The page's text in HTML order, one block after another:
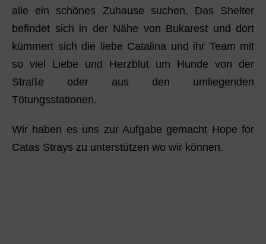
alle ein schönes Zuhause suchen. Das Shelter
befindet sich in der Nähe von Bukarest und dort
kümmert sich die liebe Catalina und ihr Team mit
so viel Liebe und Herzblut um Hunde von der
Straße oder aus den umliegenden
Tötungsstationen.
Wir haben es uns zur Aufgabe gemacht Hope for
Catas Strays zu unterstützen wo wir können.